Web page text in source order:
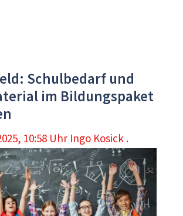
Schulbedarf und
im Bildungspaket
10:58 Uhr Ingo Kosick .